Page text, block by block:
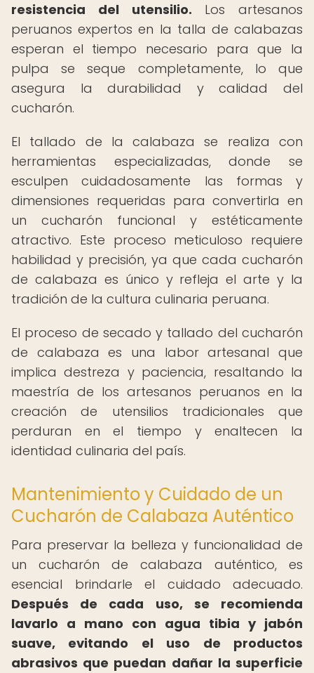
resistencia del utensilio. Los artesanos
peruanos expertos en la talla de calabazas
esperan el tiempo necesario para que la
pulpa se seque completamente, lo que
asegura la durabilidad y calidad del
cucharón.
El tallado de la calabaza se realiza con
herramientas especializadas, donde se
esculpen cuidadosamente las formas y
dimensiones requeridas para convertirla en
un cucharón funcional y estéticamente
atractivo. Este proceso meticuloso requiere
habilidad y precisión, ya que cada cucharón
de calabaza es único y refleja el arte y la
tradición de la cultura culinaria peruana.
El proceso de secado y tallado del cucharón
de calabaza es una labor artesanal que
implica destreza y paciencia, resaltando la
maestría de los artesanos peruanos en la
creación de utensilios tradicionales que
perduran en el tiempo y enaltecen la
identidad culinaria del país.
Mantenimiento y Cuidado de un
Cucharón de Calabaza Auténtico
Para preservar la belleza y funcionalidad de
un cucharón de calabaza auténtico, es
esencial brindarle el cuidado adecuado.
Después de cada uso, se recomienda
lavarlo a mano con agua tibia y jabón
suave, evitando el uso de productos
abrasivos que puedan dañar la superficie